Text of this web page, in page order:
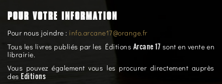
POUR VOTRE INFORMATION
Pour nous joindre : info.arcane17@orange.fr
Tous les livres publiés par les Éditions Arcane 17 sont en vente en
librairie.
Vous pouvez également vous les procurer directement auprès
des Editions